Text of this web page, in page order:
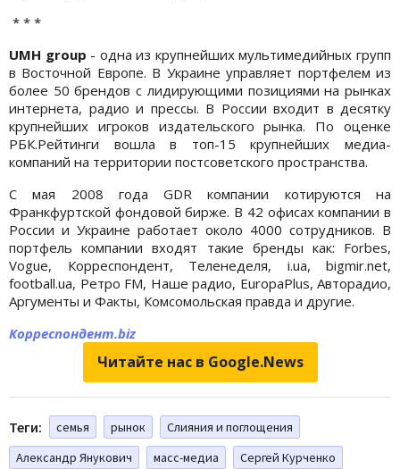
* * *
UMH group - одна из крупнейших мультимедийных групп
в Восточной Европе. В Украине управляет портфелем из
более 50 брендов с лидирующими позициями на рынках
интернета, радио и прессы. В России входит в десятку
крупнейших игроков издательского рынка. По оценке
РБК.Рейтинги вошла в топ-15 крупнейших медиа-
компаний на территории постсоветского пространства.
С мая 2008 года GDR компании котируются на
Франкфуртской фондовой бирже. В 42 офисах компании в
России и Украине работает около 4000 сотрудников. В
портфель компании входят такие бренды как: Forbes,
Vogue, Корреспондент, Теленеделя, i.ua, bigmir.net,
football.ua, Ретро FM, Наше радио, EuropaPlus, Авторадио,
Аргументы и Факты, Комсомольская правда и другие.
Корреспондент.biz
Читайте нас в Google.News
Теги: семья рынок
Слияния и поглощения
Александр Янукович
масс-медиа Сергей Курченко